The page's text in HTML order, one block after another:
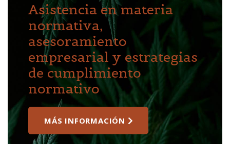
Asistencia en materia
normativa,
asesoramiento
empresarial y estrategias
de cumplimiento
normativo
MÁS INFORMACIÓN